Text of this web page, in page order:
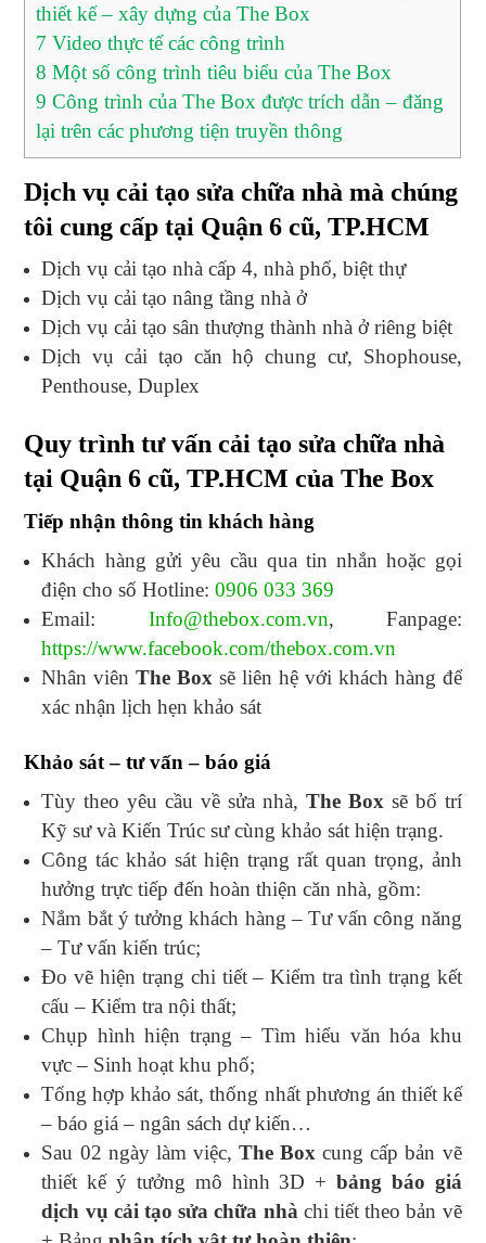
thiết kế – xây dựng của The Box
7 Video thực tế các công trình
8 Một số công trình tiêu biểu của The Box
9 Công trình của The Box được trích dẫn – đăng
lại trên các phương tiện truyền thông
Dịch vụ cải tạo sửa chữa nhà mà chúng
tôi cung cấp tại Quận 6 cũ, TP.HCM
Dịch vụ cải tạo nhà cấp 4, nhà phố, biệt thự
Dịch vụ cải tạo nâng tầng nhà ở
Dịch vụ cải tạo sân thượng thành nhà ở riêng biệt
Dịch vụ cải tạo căn hộ chung cư, Shophouse,
Penthouse, Duplex
Quy trình tư vấn cải tạo sửa chữa nhà
tại Quận 6 cũ, TP.HCM của The Box
Tiếp nhận thông tin khách hàng
Khách hàng gửi yêu cầu qua tin nhắn hoặc gọi
điện cho số Hotline:0906 033 369
Email: Info@thebox.com.vn, Fanpage:
https://www.facebook.com/thebox.com.vn
Nhân viênThe Box sẽ liên hệ với khách hàng để
xác nhận lịch hẹn khảo sát
Khảo sát – tư vấn – báo giá
Tùy theo yêu cầu về sửa nhà, The Box sẽ bố trí
Kỹ sư và Kiến Trúc sư cùng khảo sát hiện trạng.
Công tác khảo sát hiện trạng rất quan trọng, ảnh
hưởng trực tiếp đến hoàn thiện căn nhà, gồm:
Nắm bắt ý tưởng khách hàng – Tư vấn công năng
– Tư vấn kiến trúc;
Đo vẽ hiện trạng chi tiết – Kiểm tra tình trạng kết
cấu – Kiểm tra nội thất;
Chụp hình hiện trạng – Tìm hiểu văn hóa khu
vực – Sinh hoạt khu phố;
Tổng hợp khảo sát, thống nhất phương án thiết kế
– báo giá – ngân sách dự kiến…
Sau 02 ngày làm việc, The Box cung cấp bản vẽ
thiết kế ý tưởng mô hình 3D + bảng báo giá
dịch vụ cải tạo sửa chữa nhà chi tiết theo bản vẽ